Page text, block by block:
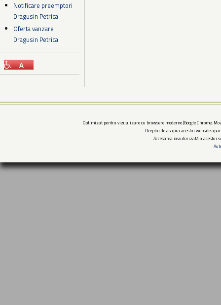
Notificare preemptori
Dragusin Petrica
Oferta vanzare
Dragusin Petrica
Optimizat pentru vizualizare cu browsere moderne (Google Chrome,
Drepturile asupra acestui website
Accesarea neautorizată a acestui